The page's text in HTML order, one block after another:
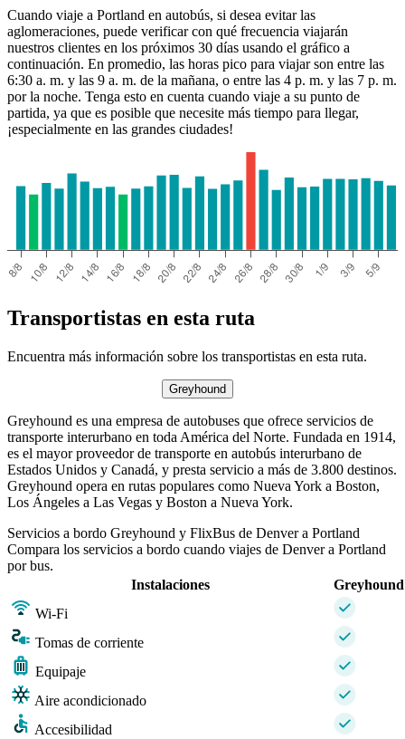
Denver, CO
Cuando viaje a Portland en autobús, si desea evitar las
aglomeraciones, puede verificar con qué frecuencia viajarán
nuestros clientes en los próximos 30 días usando el gráfico a
continuación. En promedio, las horas pico para viajar son entre las
6:30 a. m. y las 9 a. m. de la mañana, o entre las 4 p. m. y las 7 p. m.
por la noche. Tenga esto en cuenta cuando viaje a su punto de
partida, ya que es posible que necesite más tiempo para llegar,
¡especialmente en las grandes ciudades!
Transportistas en esta ruta
Encuentra más información sobre los transportistas en esta ruta.
Greyhound
Greyhound es una empresa de autobuses que ofrece servicios de
transporte interurbano en toda América del Norte. Fundada en 1914,
es el mayor proveedor de transporte en autobús interurbano de
Estados Unidos y Canadá, y presta servicio a más de 3.800 destinos.
Greyhound opera en rutas populares como Nueva York a Boston,
Los Ángeles a Las Vegas y Boston a Nueva York.
Servicios a bordo Greyhound y FlixBus de Denver a Portland
Compara los servicios a bordo cuando viajes de Denver a Portland
por bus.
Instalaciones
Greyhound
Wi-Fi
Tomas de corriente
Equipaje
Aire acondicionado
Accesibilidad